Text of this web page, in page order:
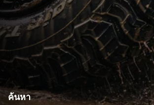
ค้นหา